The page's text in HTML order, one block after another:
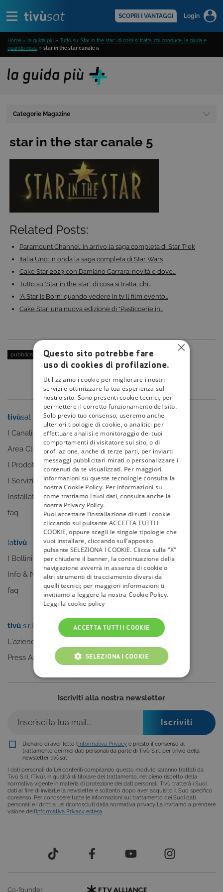
SCOPRI I VANTAGGI Login
Home » la guida più » Tutto su ‘Star in the star’: di cosa si tratta, chi conduce, la giuria e
quando inizia » star in the star canale 5
Categorie Magazine
star in the star canale 5
Related Posts:
Paramount Channel: in arrivo la saga completa di Star Trek
Italia Uno: in onda la saga completa di Star Wars
Cake Star 2023 con Damiano Carrara: novità e dove…
Tutto su ‘Star in the star’: di cosa si tratta, chi…
‘A Star is Born’: quando vedere in tv il film evento…
Cake Star: una nuova edizione di “Pasticcerie in…
pubblicato il:14 Settembre 2021 | categoria:
tivùsat
I Canali
Area Clienti
I Prodotti
I Servizi
Installatori
faq
tivùla guida
I programmi
I canali
La Guida +
faq
lativù
I Bollini
Info & News
faq
mytivù
tivù s.r.l.
L'azienda
Press Area
Sei un editore?
Iscriviti alla nostra newsletter
Dichiaro di aver letto l’Informativa Privacy e presto il consenso al
trattamento dei miei dati personali da parte di Tivù S.r.l. per l’invio della
newsletter tivùsat
I dati personali da Lei conferiti compilando questo modulo saranno trattati da
Tivù S.r.l. (Tivù), in qualità di titolare del trattamento, nel pieno rispetto della
normativa vigente in materia di protezione dei dati personali. Tivù tratterà i Suoi
dati al fine di inviarLe la newsletter e soltanto dopo aver acquisito il Suo specifico
consenso. Per conoscere tutte le informazioni sul trattamento dei Suoi dati
personali e i diritti a Lei riconosciuti dalla normativa privacy La invitiamo a prendere
visione dell’Informativa Privacy estesa
Co-founder
Questo sito potrebbe fare
uso di cookies di profilazione.
Utilizziamo i cookie per migliorare i nostri
servizi e ottimizzare la tua esperienza sul
nostro sito. Sono presenti cookie tecnici, per
permettere il corretto funzionamento del sito.
Solo previo tuo consenso, useremo anche
ulteriori tipologie di cookie, o analitici per
effettuare analisi e monitoraggio dei tuoi
comportamenti di visitatore sul sito, o di
profilazione, anche di terze parti, per inviarti
messaggi pubblicitari mirati o personalizzare i
contenuti da te visualizzati. Per maggiori
informazioni su queste tecnologie consulta la
nostra Cookie Policy. Per informazioni su
come trattiamo i tuoi dati, consulta anche la
nostra Privacy Policy.
Puoi accettare l’installazione di tutti i cookie
cliccando sul pulsante ACCETTA TUTTI I
COOKIE, oppure scegli le singole tipologie che
vuoi installare, cliccando sull’apposito
pulsante SELEZIONA I COOKIE. Clicca sulla "X"
per chiudere il banner, la continuazione della
navigazione avverrà in assenza di cookie o
altri strumenti di tracciamento diversi da
quelli tecnici; per maggiori informazioni ti
invitiamo a leggere la nostra Cookie Policy.
Leggi la cookie policy
ACCETTA TUTTI I COOKIE
SELEZIONA I COOKIE
COOKIE TECNICI
COOKIE ANALITICI
COOKIE DI PROFILAZIONE
Cookie tecnici
Cookie analitici
Cookie di profilazione
Funzionalità
navigazione, che costituiscono una richiesta di
servizi ai sensi di legge, come la corretta
selezionati (es. lingua, prodotti presenti nel